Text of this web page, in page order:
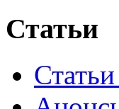
Статьи